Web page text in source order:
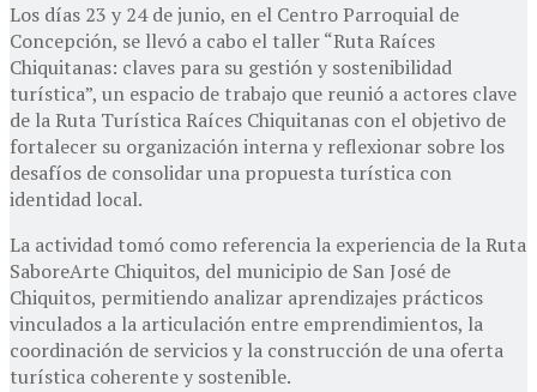
Los días 23 y 24 de junio, en el Centro Parroquial de
Concepción, se llevó a cabo el taller “Ruta Raíces
Chiquitanas: claves para su gestión y sostenibilidad
turística”, un espacio de trabajo que reunió a actores clave
de la Ruta Turística Raíces Chiquitanas con el objetivo de
fortalecer su organización interna y reflexionar sobre los
desafíos de consolidar una propuesta turística con
identidad local.
La actividad tomó como referencia la experiencia de la Ruta
SaboreArte Chiquitos, del municipio de San José de
Chiquitos, permitiendo analizar aprendizajes prácticos
vinculados a la articulación entre emprendimientos, la
coordinación de servicios y la construcción de una oferta
turística coherente y sostenible.